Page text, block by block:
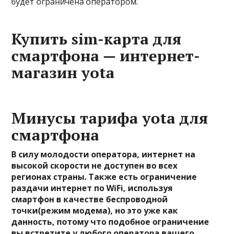
Купить sim-карта для
смартфона — интернет-
магазин yota
Минусы тарифа yota для
смартфона
В силу молодости оператора, интернет на
высокой скорости не доступен во всех
регионах страны. Также есть ограничение
раздачи интернет по WiFi, используя
смартфон в качестве беспроводной
точки(режим модема), но это уже как
данность, потому что подобное ограничение